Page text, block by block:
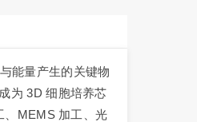
能量产生的关键物
为 3D 细胞培养芯
、MEMS 加工、光